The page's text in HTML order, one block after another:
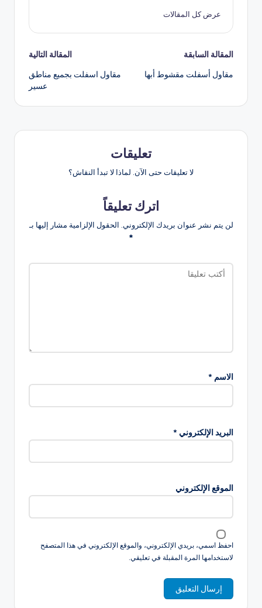
عرض كل المقالات
المقالة السابقة
مقاول أسفلت مقشوط أبها
المقالة التالية
مقاول اسفلت بجميع مناطق
عسير
تعليقات
لا تعليقات حتى الآن. لماذا لا تبدأ النقاش؟
اترك تعليقاً
لن يتم نشر عنوان بريدك الإلكتروني. الحقول الإلزامية مشار إليها بـ
*
الاسم *
البريد الإلكتروني *
الموقع الإلكتروني
احفظ اسمي، بريدي الإلكتروني، والموقع الإلكتروني في هذا المتصفح
لاستخدامها المرة المقبلة في تعليقي.